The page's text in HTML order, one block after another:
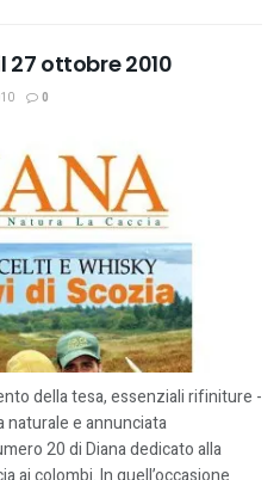
27 ottobre 2010
0
della tesa, essenziali rifiniture -
e annunciata
20 di Diana dedicato alla